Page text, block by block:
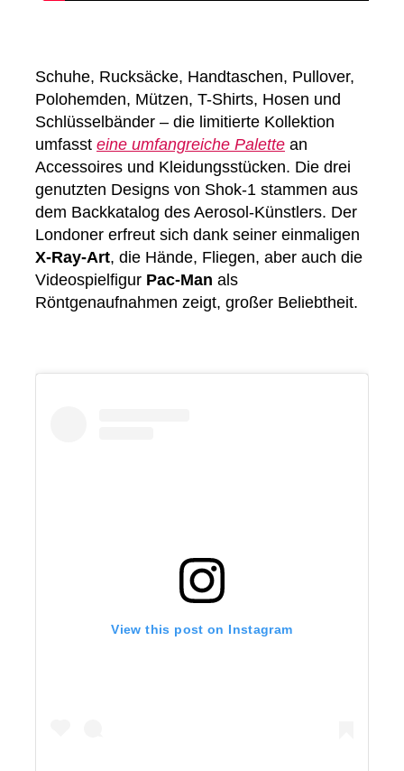
Schuhe, Rucksäcke, Handtaschen, Pullover,
Polohemden, Mützen, T-Shirts, Hosen und
Schlüsselbänder – die limitierte Kollektion
umfasst eine umfangreiche Palette an
Accessoires und Kleidungsstücken. Die drei
genutzten Designs von Shok-1 stammen aus
dem Backkatalog des Aerosol-Künstlers. Der
Londoner erfreut sich dank seiner einmaligen
X-Ray-Art, die Hände, Fliegen, aber auch die
Videospielfigur Pac-Man als
Röntgenaufnahmen zeigt, großer Beliebtheit.
View this post on Instagram